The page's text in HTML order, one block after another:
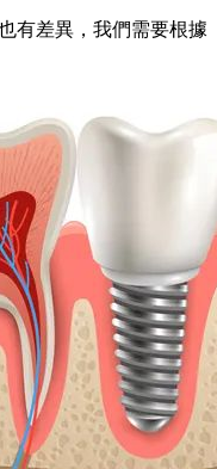
有差異，我們需要根據